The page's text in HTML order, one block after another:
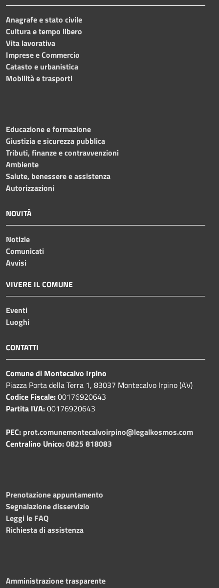
Anagrafe e stato civile
Cultura e tempo libero
Vita lavorativa
Imprese e Commercio
Catasto e urbanistica
Mobilità e trasporti
Educazione e formazione
Giustizia e sicurezza pubblica
Tributi, finanze e contravvenzioni
Ambiente
Salute, benessere e assistenza
Autorizzazioni
NOVITÀ
Notizie
Comunicati
Avvisi
VIVERE IL COMUNE
Eventi
Luoghi
CONTATTI
Comune di Montecalvo Irpino
Piazza Porta della Terra 1, 83037 Montecalvo Irpino (AV)
Codice Fiscale:00176920643
Partita IVA:00176920643
PEC: prot.comunemontecalvoirpino@legalkosmos.com
Centralino Unico:0825 818083
Prenotazione appuntamento
Segnalazione disservizio
Leggi le FAQ
Richiesta di assistenza
Amministrazione trasparente